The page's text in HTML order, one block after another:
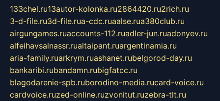
133chel.ru13autor-kolonka.ru2864420.ru2rich.ru
3-d-file.ru3d-file.rua-cdc.ruaalse.rua380club.ru
airgungames.ruaccounts-112.ruadler-jun.ruadonyev.ru
alfeihavsalnassr.rualtaipant.ruargentinamia.ru
aria-family.ruarkrym.ruashanet.rubelgorod-day.ru
bankaribi.rubandamn.rubigfatcc.ru
blagodarenie-spb.ruborodino-media.rucard-voice.ru
cardvoice.ruzed-online.ruzvonitut.ruzebra-tlt.ru